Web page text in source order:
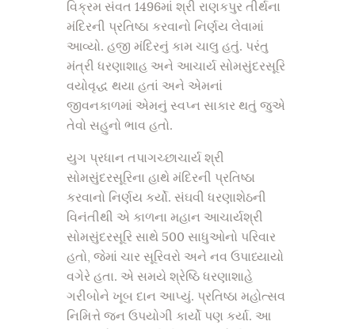
વિક્રમ સંવત 1496માં શ્રી રાણકપુર તીર્થના
મંદિરની પ્રતિષ્ઠા કરવાનો નિર્ણય લેવામાં
આવ્યો. હજી મંદિરનું કામ ચાલુ હતું. પરંતુ
મંત્રી ધરણાશાહ અને આચાર્ય સોમસુંદરસૂરિ
વયોવૃદ્ધ થયા હતાં અને એમનાં
જીવનકાળમાં એમનું સ્વપ્ન સાકાર થતું જુએ
તેવો સહુનો ભાવ હતો.
યુગ પ્રધાન તપાગચ્છાચાર્ય શ્રી
સોમસુંદરસૂરિના હાથે મંદિરની પ્રતિષ્ઠા
કરવાનો નિર્ણય કર્યો. સંઘવી ધરણાશેઠની
વિનંતીથી એ કાળના મહાન આચાર્યશ્રી
સોમસુંદરસૂરિ સાથે 500 સાધુઓનો પરિવાર
હતો, જેમાં ચાર સૂરિવરો અને નવ ઉપાધ્‍યાયો
વગેરે હતા. એ સમયે શ્રેષ્ઠિ ધરણાશાહે
ગરીબોને ખૂબ દાન આપ્‍યું. પ્રતિષ્ઠા મહોત્સવ
નિમિત્તે જન ઉપયોગી કાર્યો પણ કર્યા. આ